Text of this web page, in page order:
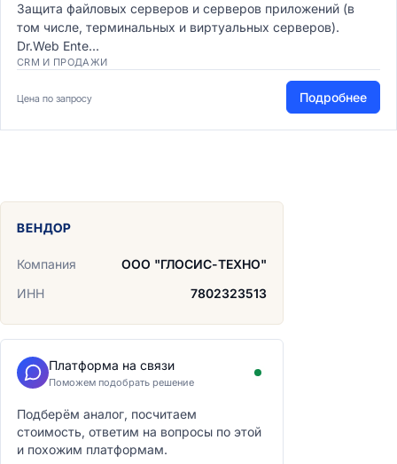
Защита файловых серверов и серверов приложений (в
том числе, терминальных и виртуальных серверов).
Dr.Web Ente...
CRM И ПРОДАЖИ
Цена по запросу Подробнее
ВЕНДОР
Компания
ООО "ГЛОСИС-ТЕХНО"
ИНН
7802323513
Платформа на связи
Поможем подобрать решение
Подберём аналог, посчитаем
стоимость, ответим на вопросы по этой
и похожим платформам.